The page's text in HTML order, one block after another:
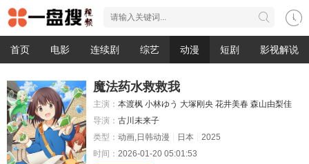
首页 电影 连续剧 综艺 动漫 短剧 影视解说
魔法药水救救我
主演： 本渡枫 小林ゆう 大塚刚央 花井美春 森山由梨佳
导演： 古川未来子
类型： 动画,日韩动漫 日本
2025
时间： 2026-01-20 05:01:53